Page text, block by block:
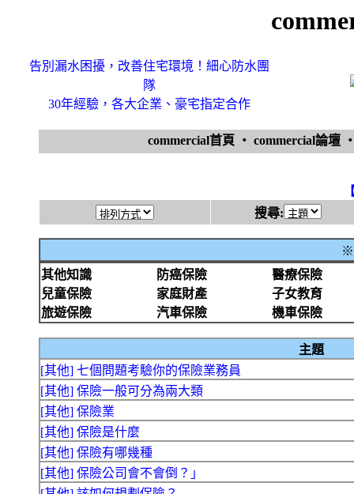
告別漏水困擾，改善住宅環境！細心防水團
隊
30年經驗，各大企業、豪宅指定合作
commercial首頁 ‧ commercial論壇
搜尋:
※
其他知識
防癌保險
醫療保險
兒童保險
家庭財產
子女教育
旅遊保險
汽車保險 機車保險
主題
[其他] 七個問題考驗你的保險業務員
[其他] 保險一般可分為兩大類
[其他] 保險業
[其他] 保險是什麼
[其他] 保險有哪幾種
[其他] 保險公司會不會倒？」